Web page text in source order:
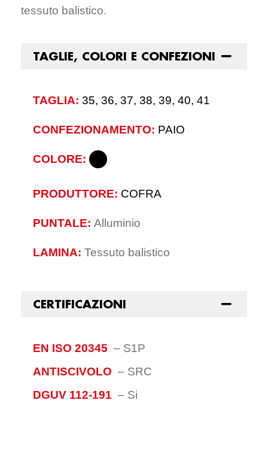
tessuto balistico.
TAGLIE, COLORI E CONFEZIONI
TAGLIA: 35, 36, 37, 38, 39, 40, 41
CONFEZIONAMENTO: PAIO
COLORE:
PRODUTTORE: COFRA
PUNTALE: Alluminio
LAMINA: Tessuto balistico
CERTIFICAZIONI
EN ISO 20345 – S1P
ANTISCIVOLO – SRC
DGUV 112-191 – Si